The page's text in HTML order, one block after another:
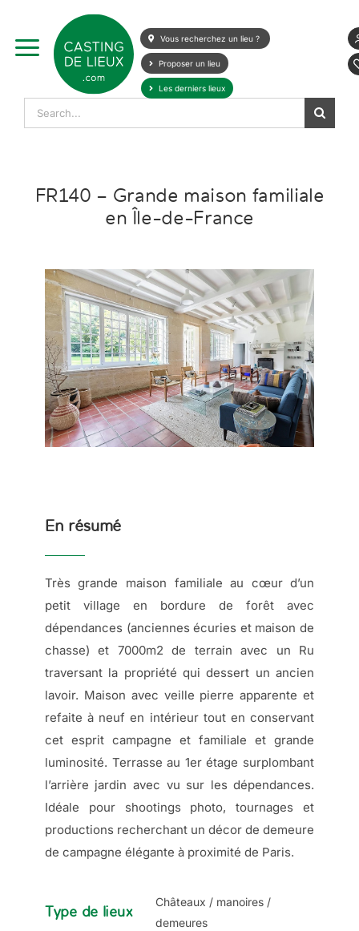
content
Vous recherchez un lieu ?
Proposer un lieu
Les derniers lieux
Search
for:
FR140 – Grande maison familiale
en Île-de-France
En résumé
Très grande maison familiale au cœur d’un
petit village en bordure de forêt avec
dépendances (anciennes écuries et maison de
chasse) et 7000m2 de terrain avec un Ru
traversant la propriété qui dessert un ancien
lavoir. Maison avec veille pierre apparente et
refaite à neuf en intérieur tout en conservant
cet esprit campagne et familiale et grande
luminosité. Terrasse au 1er étage surplombant
l’arrière jardin avec vu sur les dépendances.
Idéale pour shootings photo, tournages et
productions recherchant un décor de demeure
de campagne élégante à proximité de Paris.
Type de lieux
Châteaux / manoires /
demeures